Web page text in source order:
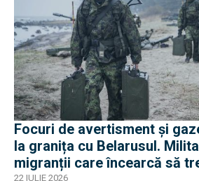
Focuri de avertisment și
la granița cu Belarusul.
migranții care încearcă să
22 IULIE 2026